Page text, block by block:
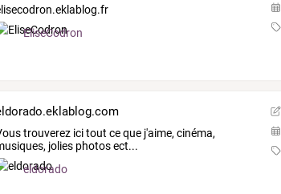
EliseCodron
trouverez ici tout ce que j'aime, cinéma,
jolies photos ect...
eldorado